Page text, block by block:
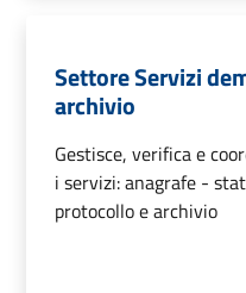
Settore Servizi
archivio
Gestisce, verifica e
i servizi: anagrafe -
protocollo e archivio